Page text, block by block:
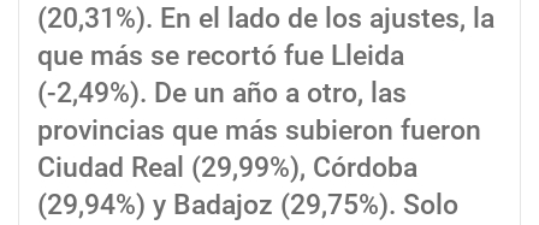
(20,31%). En el lado de los ajustes, la
que más se recortó fue Lleida
(-2,49%). De un año a otro, las
provincias que más subieron fueron
Ciudad Real (29,99%), Córdoba
(29,94%) y Badajoz (29,75%). Solo